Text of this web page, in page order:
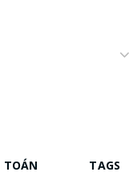
TOÁN TAGS